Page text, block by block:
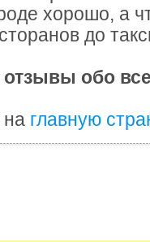
хорошо, а
до
отзывы обо
на главную